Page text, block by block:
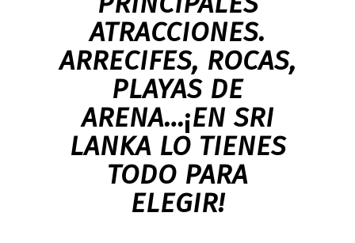
ATRACCIONES.
ARRECIFES, ROCAS,
PLAYAS DE
ARENA…¡EN SRI
LANKA LO TIENES
TODO PARA
ELEGIR!